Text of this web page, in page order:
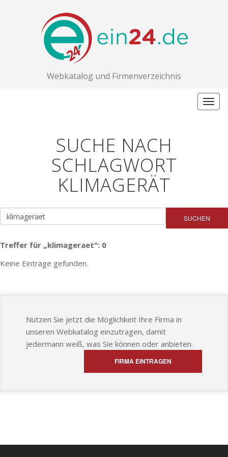
Webkatalog und Firmenverzeichnis
SUCHE NACH
SCHLAGWORT
KLIMAGERÄT
SUCHEN
Treffer für „klimageraet": 0
Keine Einträge gefunden.
Nutzen Sie jetzt die Möglichkeit Ihre Firma in
unseren Webkatalog einzutragen, damit
jedermann weiß, was Sie können oder anbieten.
FIRMA EINTRAGEN